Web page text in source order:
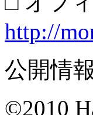
http://
公開情報
©2010